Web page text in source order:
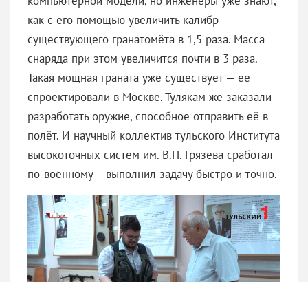
как с его помощью увеличить калибр
существующего гранатомёта в 1,5 раза. Масса
снаряда при этом увеличится почти в 3 раза.
Такая мощная граната уже существует — её
спроектировали в Москве. Тулякам же заказали
разработать оружие, способное отправить её в
полёт. И научный коллектив тульского Института
высокоточных систем им. В.П. Грязева сработал
по-военному – выполнил задачу быстро и точно.